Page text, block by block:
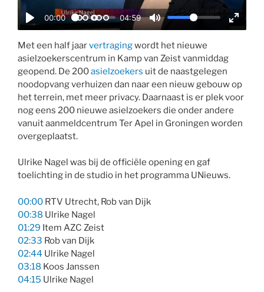
P
l
a
y
00:00 04:59
M
u
t
e
E
r
f
a
y
Met een half jaarvertragingwordt het nieuwe
asielzoekerscentrum in Kamp van Zeist vanmiddag
geopend. De 200asielzoekers uit de naastgelegen
noodopvang verhuizen dan naar een nieuw gebouw op
het terrein, met meer privacy. Daarnaast is er plek voor
nog eens 200 nieuwe asielzoekers die onder andere
vanuit aanmeldcentrum Ter Apel in Groningen worden
overgeplaatst.
Ulrike Nagel was bij de officiële opening en gaf
toelichting in de studio in het programma UNieuws.
00:00 RTV Utrecht, Rob van Dijk
00:38 Ulrike Nagel
01:29 Item AZC Zeist
02:33 Rob van Dijk
02:44 Ulrike Nagel
03:18 Koos Janssen
04:15 Ulrike Nagel